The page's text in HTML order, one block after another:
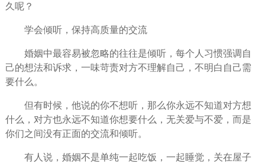
久呢？
学会倾听，保持高质量的交流
婚姻中最容易被忽略的往往是倾听，每个人 习惯强调自
己的想法和诉求，一味苛责对方不理解自己，不明白自己需
要什么。
但有时候，他说的你不想听，那么你永远不知道对方想
什么，对方也永远不知道你想要什么，无关爱与不爱，而是
你们之间没有正面的交流和倾听。
有人说，婚姻不是单纯一起吃饭，一起睡觉，关在屋子